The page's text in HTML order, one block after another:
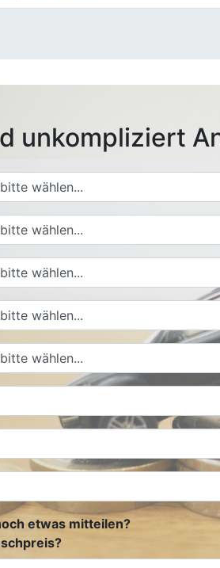
unkompliziert
etwas mitteilen?